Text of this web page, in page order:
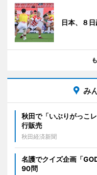
日本、８
み
秋田で「いぶりがっこ
行販売
秋田経済新聞
名護でクイズ企画「
90問